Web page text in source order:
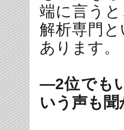
端に言う
解析専門
あります。
―2位でも
いう声も